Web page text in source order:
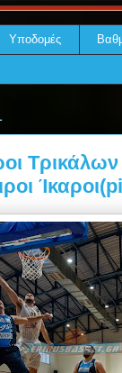
Υποδομές